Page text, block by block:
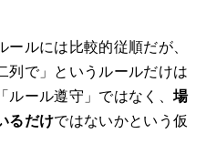
ールには比較的従順だが、
列で」というルールだけは
ール遵守」ではなく、 場
るだけではないかという仮